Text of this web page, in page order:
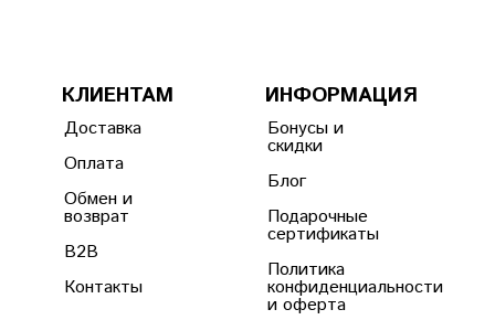
КЛИЕНТАМ
Доставка
Оплата
Обмен и
возврат
B2B
Контакты
ИНФОРМАЦИЯ
Бонусы и
скидки
Блог
Подарочные
сертификаты
Политика
конфиденциальности
и оферта